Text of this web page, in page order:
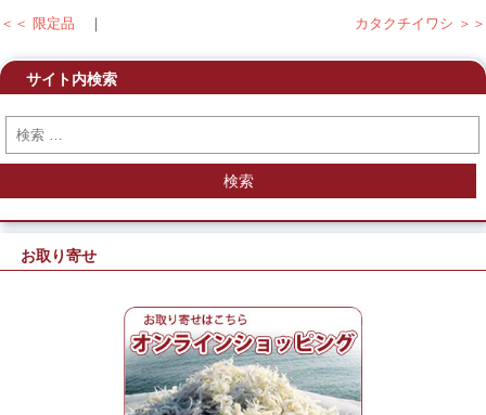
投稿ナビゲーション
＜＜ 限定品 ｜ カタクチイワシ ＞＞
サイト内検索
検索
お取り寄せ